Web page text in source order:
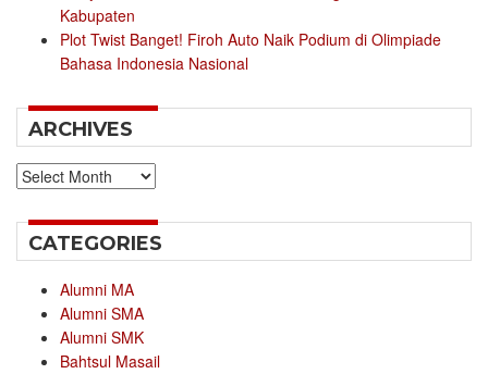
Kabupaten
Plot Twist Banget! Firoh Auto Naik Podium di Olimpiade
Bahasa Indonesia Nasional
ARCHIVES
Archives
CATEGORIES
Alumni MA
Alumni SMA
Alumni SMK
Bahtsul Masail